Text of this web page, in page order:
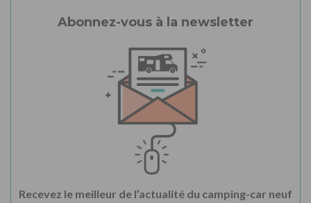
Abonnez-vous à la newsletter
Recevez le meilleur de l’actualité du camping-car neuf